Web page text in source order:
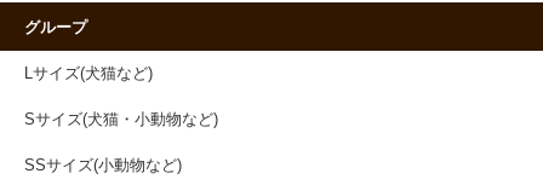
グループ
Lサイズ(犬猫など)
Sサイズ(犬猫・小動物など)
SSサイズ(小動物など)